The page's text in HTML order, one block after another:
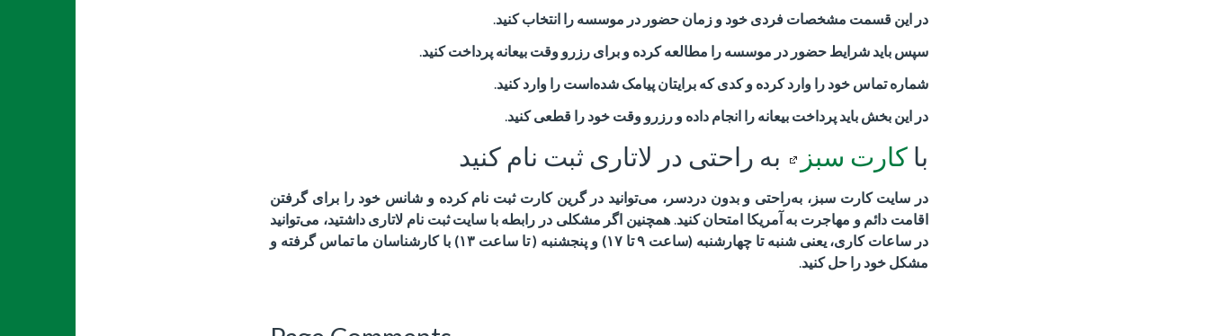
در این قسمت مشخصات فردی خود و زمان حضور در موسسه را انتخاب کنید.
سپس باید شرایط حضور در موسسه را مطالعه کرده و برای رزرو وقت بیعانه پرداخت کنید.
شماره تماس خود را وارد کرده و کدی که برایتان پیامک شده‌است را وارد کنید.
در این بخش باید پرداخت بیعانه را انجام داده و رزرو وقت خود را قطعی کنید.
با کارت سبز به ‌راحتی در لاتاری ثبت نام کنید
در سایت کارت سبز، به‌راحتی و بدون دردسر، می‌توانید در گرین کارت ثبت نام کرده و شانس خود را برای گرفتن
اقامت دائم و مهاجرت به آمریکا امتحان کنید.همچنین اگر مشکلی در رابطه با سایت ثبت نام لاتاری داشتید، می‌توانید
در ساعات کاری، یعنی شنبه تا چهارشنبه (ساعت ۹تا۱۷) و پنجشنبه ( تا ساعت۱۳) با کارشناسان ما تماس گرفته و
مشکل خود را حل کنید.